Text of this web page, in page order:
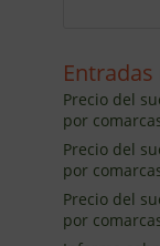
Precio del
por
Precio del
por
Precio del
por